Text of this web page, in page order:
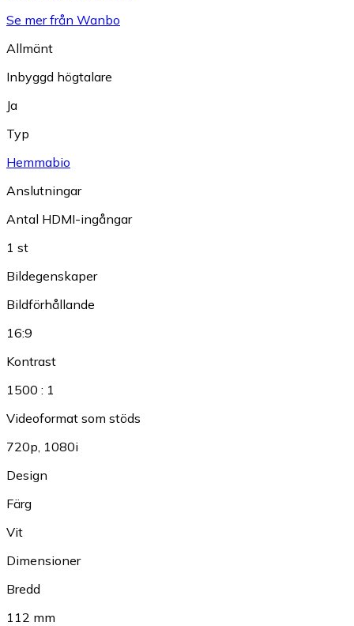
Se mer från Wanbo
Allmänt
Inbyggd högtalare
Ja
Typ
Hemmabio
Anslutningar
Antal HDMI-ingångar
1 st
Bildegenskaper
Bildförhållande
16:9
Kontrast
1500 : 1
Videoformat som stöds
720p 1080i
Design
Färg
Vit
Dimensioner
Bredd
112 mm